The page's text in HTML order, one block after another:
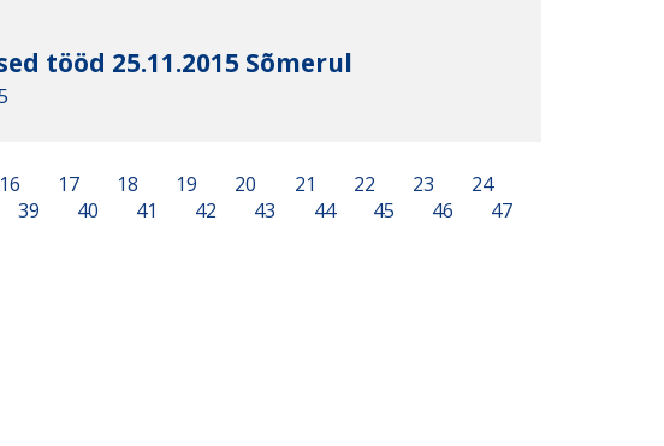
tööd 25.11.2015 Sõmerul
16 17 18 19 20 21 22 23
24
39 40 41 42 43 44 45 46
47